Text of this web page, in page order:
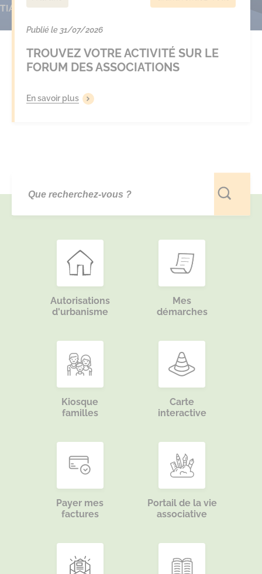
Publié le 31/07/2026
TROUVEZ VOTRE ACTIVITÉ SUR LE
FORUM DES ASSOCIATIONS
En savoir plus
Autorisations
d'urbanisme
Mes
démarches
Kiosque
familles
Carte
interactive
Payer mes
factures
Portail de la vie
associative